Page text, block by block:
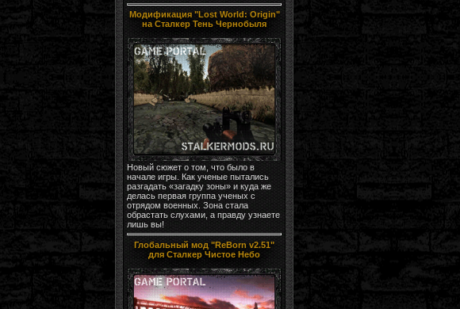
Модификация "Lost World: Origin"
на Сталкер Тень Чернобыля
Новый сюжет о том, что было в
начале игры. Как ученые пытались
разгадать «загадку зоны» и куда же
делась первая группа ученых с
отрядом военных. Зона стала
обрастать слухами, а правду узнаете
лишь вы!
Глобальный мод "ReBorn v2.51"
для Сталкер Чистое Небо